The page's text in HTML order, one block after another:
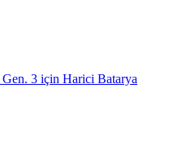
3 için Harici Batarya